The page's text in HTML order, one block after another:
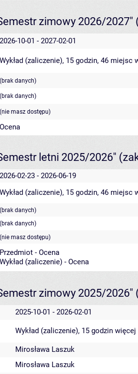
zimowy 2026/2027"
2026-10-01 - 2027-02-01
Wykład (zaliczenie), 15 godzin, 46 miejsc
(brak danych)
(brak danych)
(nie masz dostępu)
Ocena
letni 2025/2026"
2026-02-23 - 2026-06-19
Wykład (zaliczenie), 15 godzin, 46 miejsc
(brak danych)
(brak danych)
(nie masz dostępu)
Przedmiot - Ocena
Wykład (zaliczenie) - Ocena
zimowy 2025/2026"
2025-10-01 - 2026-02-01
Wykład (zaliczenie), 15 godzin
Mirosława Laszuk
Mirosława Laszuk